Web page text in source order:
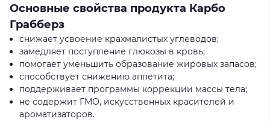
Основные свойства продукта Карбо
Грабберз
снижает усвоение крахмалистых углеводов;
замедляет поступление глюкозы в кровь;
помогает уменьшить образование жировых запасов;
способствует снижению аппетита;
поддерживает программы коррекции массы тела;
не содержит ГМО, искусственных красителей и
ароматизаторов.